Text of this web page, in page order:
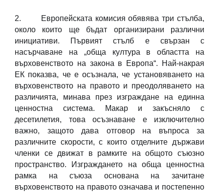
2. Европейската комисия обявява три стълба,
около които ще бъдат организирани различни
инициативи. Първият стълб е свързан с
насърчаване на „обща култура в областта на
върховенството на закона в Европа“. Най-накрая
ЕК показва, че е осъзнала, че установяването на
върховенството на правото и преодоляването на
различията, минава през изграждане на единна
ценностна система. Макар и закъсняло с
десетилетия, това осъзнаване е изключително
важно, защото дава отговор на въпроса за
различните скорости, с които отделните държави
членки се движат в рамките на общото съюзно
пространство. Изграждането на обща ценностна
рамка на съюза основана на зачитане
върховенството на правото означава и постепенно